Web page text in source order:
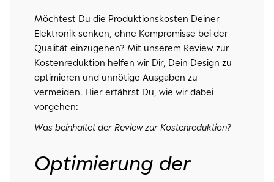
Möchtest Du die Produktionskosten Deiner
Elektronik senken, ohne Kompromisse bei der
Qualität einzugehen? Mit unserem Review zur
Kostenreduktion helfen wir Dir, Dein Design zu
optimieren und unnötige Ausgaben zu
vermeiden. Hier erfährst Du, wie wir dabei
vorgehen:
Was beinhaltet der Review zur Kostenreduktion?
Optimierung der